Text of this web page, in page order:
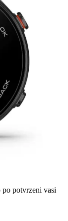
po potvrzeni vasi